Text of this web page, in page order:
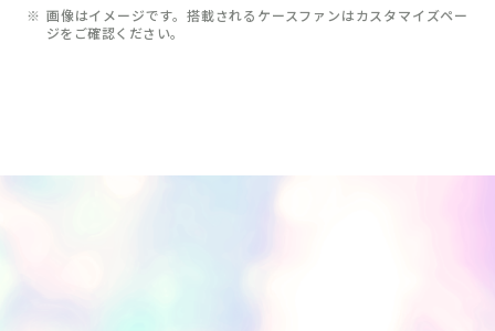
※ 画像はイメージです。搭載されるケースファンはカスタマイズペー
ジをご確認ください。